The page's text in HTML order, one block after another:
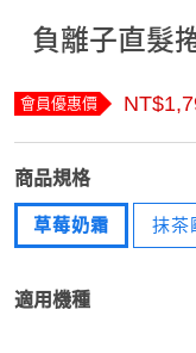
負離子直髮
會員優惠價
商品規格
草莓奶霜 抹茶
適用機種